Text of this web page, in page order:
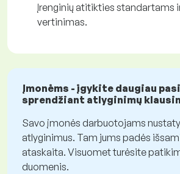
Įrenginių atitikties standartams
vertinimas.
Įmonėms - įgykite daugiau
sprendžiant atlyginimų
Savo įmonės darbuotojams
atlyginimus. Tam jums padės
ataskaita. Visuomet turėsite
duomenis.